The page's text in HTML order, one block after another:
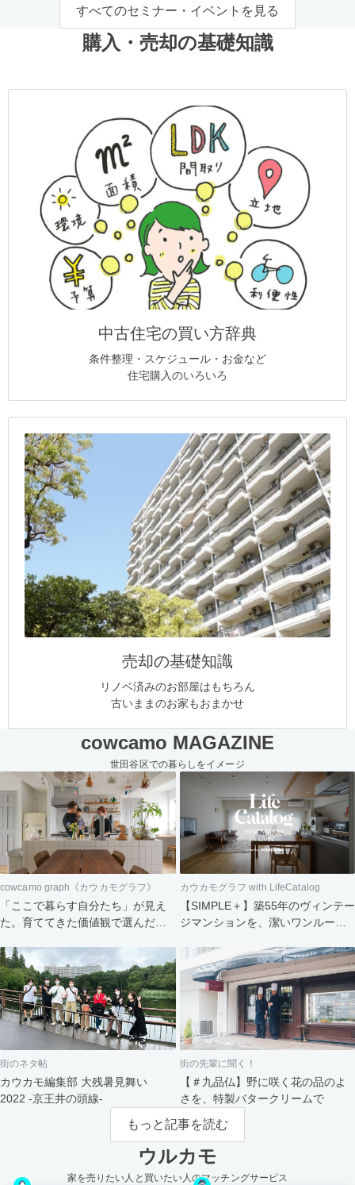
すべてのセミナー・イベントを見る
購入・売却の基礎知識
中古住宅の買い方辞典
条件整理・スケジュール・お金など
住宅購入のいろいろ
売却の基礎知識
リノベ済みのお部屋はもちろん
古いままのお家もおまかせ
cowcamo MAGAZINE
世田谷区での暮らしをイメージ
cowcamo graph《カウカモグラフ》
「ここで暮らす自分たち」が見え
た。育ててきた価値観で選んだ住
カウカモグラフ with LifeCatalog
【SIMPLE＋】築55年のヴィンテー
ジマンションを、潔いワンルーム
らし
街のネタ帖
カウカモ編集部 大残暑見舞い
2022 -京王井の頭線-
街の先輩に聞く！
【＃九品仏】野に咲く花の品のよ
さを、特製バタークリームで
もっと記事を読む
ウルカモ
家を売りたい人と買いたい人のマッチングサービス